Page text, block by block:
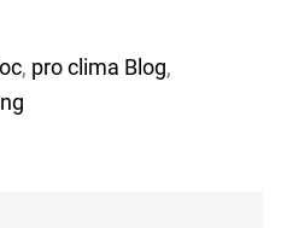
, pro clima Blog,